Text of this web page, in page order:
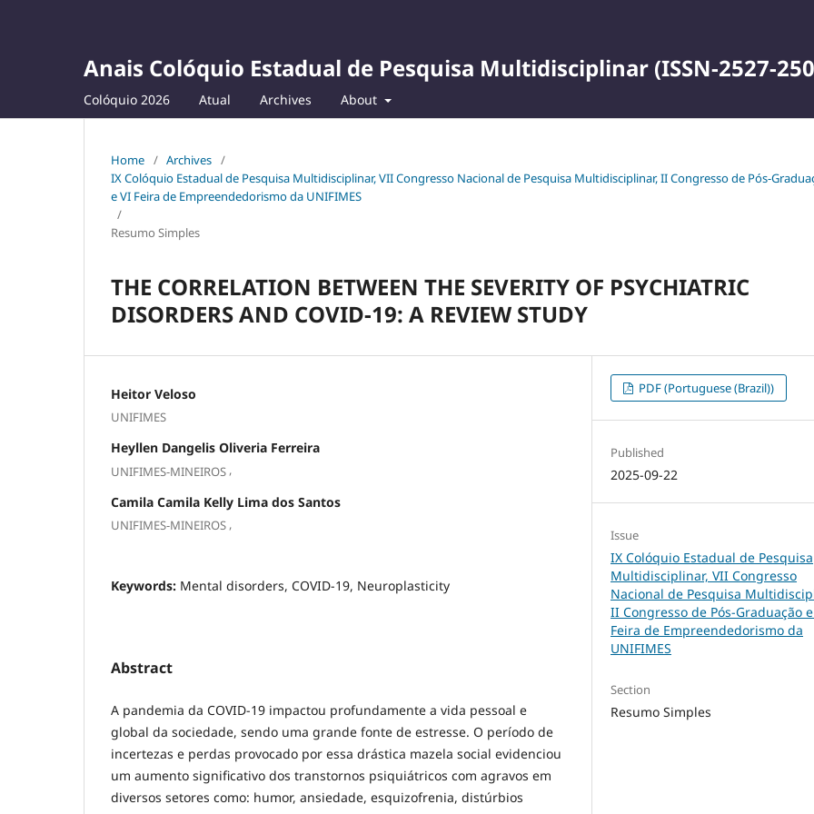
Anais Colóquio Estadual de Pesquisa Multidisciplinar (ISSN-2527-
Colóquio 2026 Atual Archives About
Home / Archives /
IX Colóquio Estadual de Pesquisa Multidisciplinar, VII Congresso Nacional de Pesquisa Multidisciplinar, II Congresso de Pós-
e VI Feira de Empreendedorismo da UNIFIMES
/
Resumo Simples
THE CORRELATION BETWEEN THE SEVERITY OF PSYCHIATRIC
DISORDERS AND COVID-19: A REVIEW STUDY
Heitor Veloso
UNIFIMES
Heyllen Dangelis Oliveria Ferreira
UNIFIMES-MINEIROS ,
Camila Camila Kelly Lima dos Santos
UNIFIMES-MINEIROS ,
Keywords: Mental disorders, COVID-19, Neuroplasticity
Abstract
A pandemia da COVID-19 impactou profundamente a vida pessoal e
global da sociedade, sendo uma grande fonte de estresse. O período de
incertezas e perdas provocado por essa drástica mazela social evidenciou
um aumento significativo dos transtornos psiquiátricos com agravos em
diversos setores como: humor, ansiedade, esquizofrenia, distúrbios
PDF (Portuguese (Brazil))
Published
2025-09-22
Issue
IX Colóquio Estadual de Pesquisa
Multidisciplinar, VII Congresso
Nacional de Pesquisa
II Congresso de Pós-Graduação
Feira de Empreendedorismo da
UNIFIMES
Section
Resumo Simples